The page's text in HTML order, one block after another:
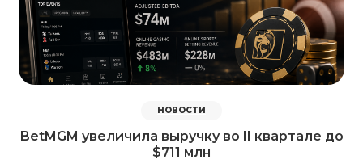
НОВОСТИ
BetMGM увеличила выручку во II квартале до
$711 млн